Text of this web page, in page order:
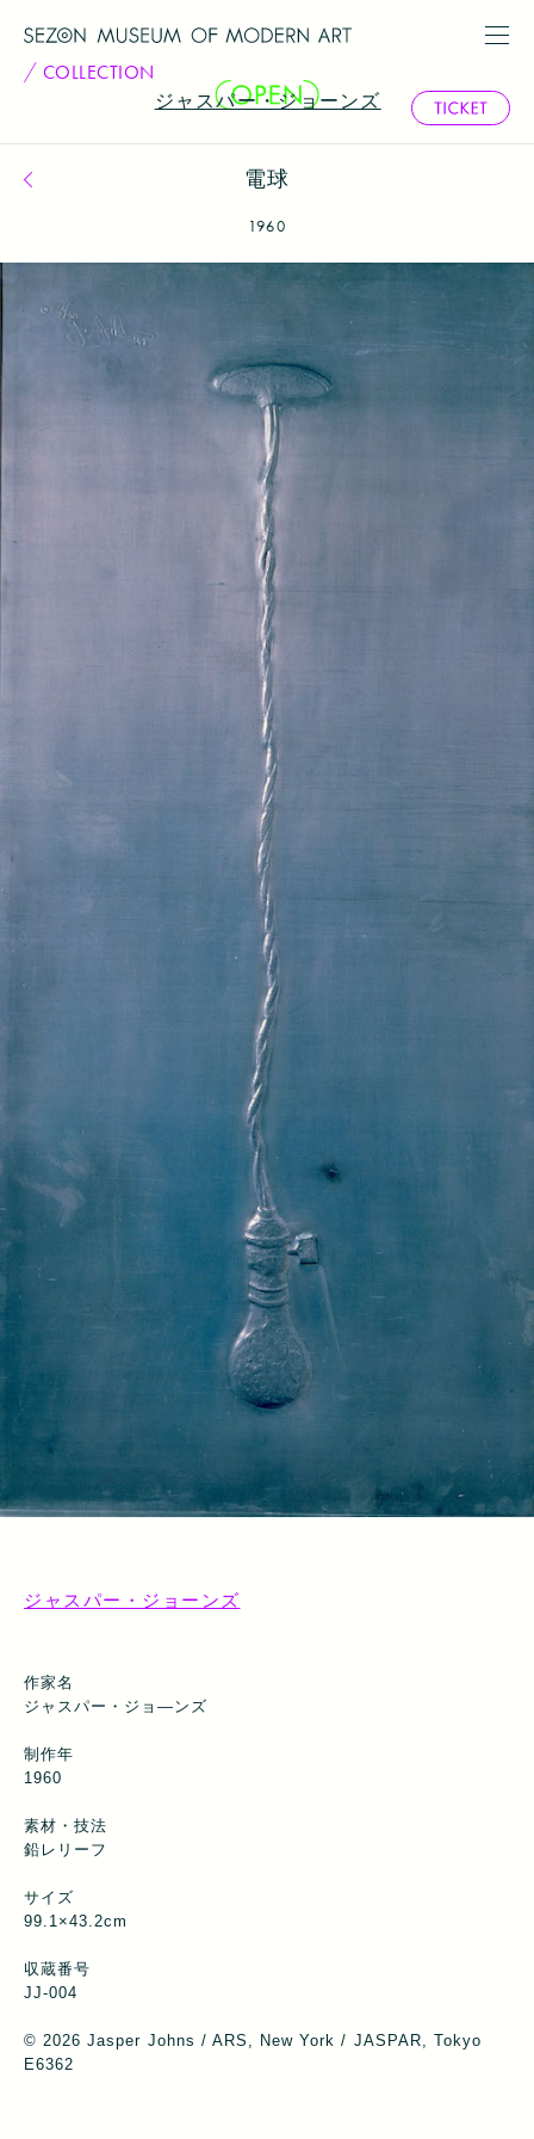
COLLECTION
ジャスパー・ジョーンズ
コレクション一覧へ戻る電球
1960
ジャスパー・ジョーンズ
作家名
ジャスパー・ジョ―ンズ
制作年
1960
素材・技法
鉛レリーフ
サイズ
99.1×43.2cm
収蔵番号
JJ-004
© 2026 Jasper Johns / ARS, New York / JASPAR, Tokyo
E6362